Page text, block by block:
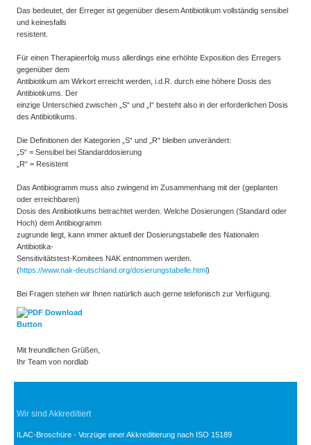
Das bedeutet, der Erreger ist gegenüber diesem Antibiotikum vollständig sensibel
und keinesfalls
resistent.
Für einen Therapieerfolg muss allerdings eine erhöhte Exposition des Erregers
gegenüber dem
Antibiotikum am Wirkort erreicht werden, i.d.R. durch eine höhere Dosis des
Antibiotikums. Der
einzige Unterschied zwischen „S“ und „I“ besteht also in der erforderlichen Dosis
des Antibiotikums.
Die Definitionen der Kategorien „S“ und „R“ bleiben unverändert:
„S“ = Sensibel bei Standarddosierung
„R“ = Resistent
Das Antibiogramm muss also zwingend im Zusammenhang mit der (geplanten
oder erreichbaren)
Dosis des Antibiotikums betrachtet werden. Welche Dosierungen (Standard oder
Hoch) dem Antibiogramm
zugrunde liegt, kann immer aktuell der Dosierungstabelle des Nationalen
Antibiotika-
Sensitivitätstest-Komitees NAK entnommen werden.
(https://www.nak-deutschland.org/dosierungstabelle.html)
Bei Fragen stehen wir Ihnen natürlich auch gerne telefonisch zur Verfügung.
Mit freundlichen Grüßen,
Ihr Team von nordlab
Wir sind Akkreditiert
ILAC-Broschüre - Vorzüge einer Akkreditierung nach ISO 15189